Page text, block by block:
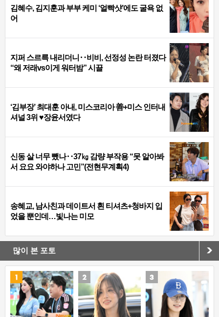
김혜수, 김지훈과 부부 케미 ‘얼빡샷’에도 굴욕 없
어
지퍼 스르륵 내리더니‥비비, 선정성 논란 터졌다
“왜 저래vs이게 워터밤” 시끌
‘김부장’ 최대훈 아내, 미스코리아 善+미스 인터내
셔널 3위 ♥장윤서였다
신동 살 너무 뺐나‥37㎏ 감량 부작용 “못 알아봐
서 요요 와야하나 고민”(전현무계획4)
송혜교, 남사친과 데이트서 흰 티셔츠+청바지 입
었을 뿐인데…빛나는 미모
많이 본 포토